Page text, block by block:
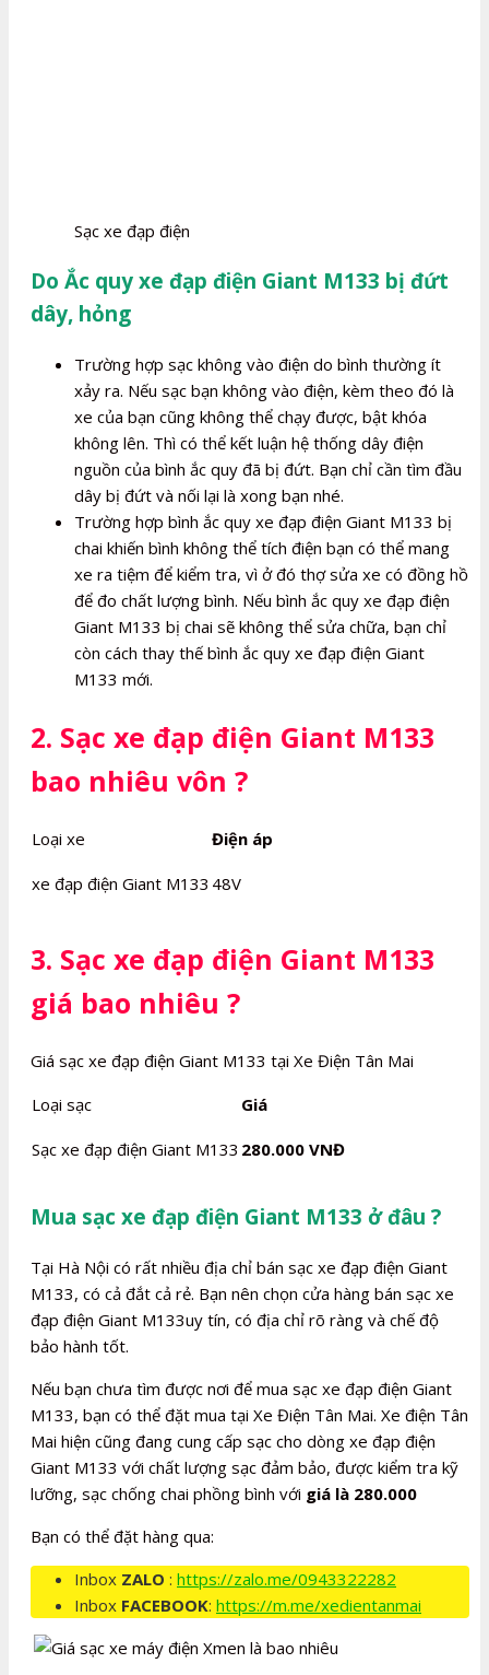
Sạc xe đạp điện
Do Ắc quy xe đạp điện Giant M133 bị đứt
dây, hỏng
Trường hợp sạc không vào điện do bình thường ít
xảy ra. Nếu sạc bạn không vào điện, kèm theo đó là
xe của bạn cũng không thể chạy được, bật khóa
không lên. Thì có thể kết luận hệ thống dây điện
nguồn của bình ắc quy đã bị đứt. Bạn chỉ cần tìm đầu
dây bị đứt và nối lại là xong bạn nhé.
Trường hợp bình ắc quy xe đạp điện Giant M133 bị
chai khiến bình không thể tích điện bạn có thể mang
xe ra tiệm để kiểm tra, vì ở đó thợ sửa xe có đồng hồ
để đo chất lượng bình. Nếu bình ắc quy xe đạp điện
Giant M133 bị chai sẽ không thể sửa chữa, bạn chỉ
còn cách thay thế bình ắc quy xe đạp điện Giant
M133 mới.
2. Sạc xe đạp điện Giant M133
bao nhiêu vôn ?
Loại xe Điện áp
xe đạp điện Giant M133 48V
3. Sạc xe đạp điện Giant M133
giá bao nhiêu ?
Giá sạc xe đạp điện Giant M133 tại Xe Điện Tân Mai
Loại sạc
Giá
Sạc xe đạp điện Giant M133 280.000 VNĐ
Mua sạc xe đạp điện Giant M133 ở đâu ?
Tại Hà Nội có rất nhiều địa chỉ bán sạc xe đạp điện Giant
M133, có cả đắt cả rẻ. Bạn nên chọn cửa hàng bán sạc xe
đạp điện Giant M133uy tín, có địa chỉ rõ ràng và chế độ
bảo hành tốt.
Nếu bạn chưa tìm được nơi để mua sạc xe đạp điện Giant
M133, bạn có thể đặt mua tại Xe Điện Tân Mai. Xe điện Tân
Mai hiện cũng đang cung cấp sạc cho dòng xe đạp điện
Giant M133 với chất lượng sạc đảm bảo, được kiểm tra kỹ
lưỡng, sạc chống chai phồng bình với giá là 280.000
Bạn có thể đặt hàng qua:
Inbox ZALO : https://zalo.me/0943322282
Inbox FACEBOOK: https://m.me/xedientanmai